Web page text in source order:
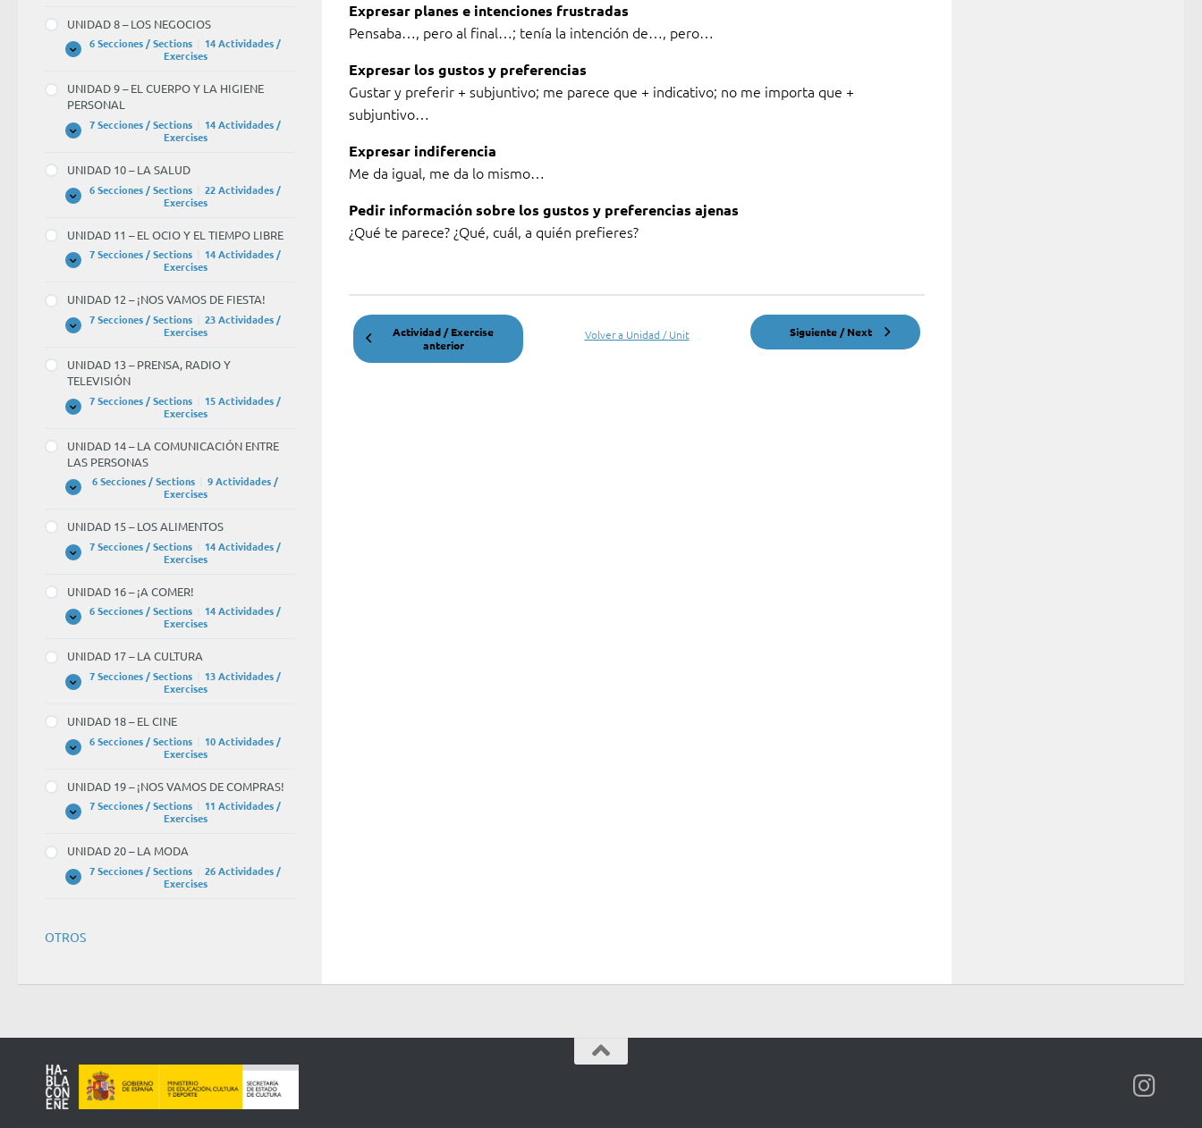
Expresar planes e intenciones frustradas
Pensaba…, pero al final…; tenía la intención de…, pero…
Expresar los gustos y preferencias
Gustar y preferir + subjuntivo; me parece que + indicativo; no me importa que +
subjuntivo…
Expresar indiferencia
Me da igual, me da lo mismo…
Pedir información sobre los gustos y preferencias ajenas
¿Qué te parece? ¿Qué, cuál, a quién prefieres?
Actividad / Exercise
anterior
Volver a Unidad / Unit Siguiente / Next
LOS
BANCOS
UNIDAD 8 – LOS NEGOCIOS
Expandir
UNIDAD
LOS
NEGOCIOS
6 Secciones / Sections
14 Actividades /
Exercises
UNIDAD 9 – EL CUERPO Y LA HIGIENE
PERSONAL
Expandir
UNIDAD
EL
CUERPO
Y
PERSONAL
7 Secciones / Sections
14 Actividades /
Exercises
UNIDAD 10 – LA SALUD
Expandir
UNIDAD
LA
SALUD
6 Secciones / Sections
22 Actividades /
Exercises
UNIDAD 11 – EL OCIO Y EL TIEMPO LIBRE
Expandir
UNIDAD
EL
OCIO
Y
LIBRE
7 Secciones / Sections
14 Actividades /
Exercises
UNIDAD 12 – ¡NOS VAMOS DE FIESTA!
Expandir
UNIDAD
¡NOS
VAMOS
FIESTA!
7 Secciones / Sections
23 Actividades /
Exercises
UNIDAD 13 – PRENSA, RADIO Y
TELEVISIÓN
Expandir
UNIDAD
PRENSA,
RADIO
TELEVISIÓN
7 Secciones / Sections
15 Actividades /
Exercises
UNIDAD 14 – LA COMUNICACIÓN ENTRE
LAS PERSONAS
Expandir
UNIDAD
LA
COMUNICACIÓN
ENTRE
6 Secciones / Sections
9 Actividades /
Exercises
UNIDAD 15 – LOS ALIMENTOS
Expandir
UNIDAD
LOS
ALIMENTOS
7 Secciones / Sections
14 Actividades /
Exercises
UNIDAD 16 – ¡A COMER!
Expandir
UNIDAD
¡A
COMER!
6 Secciones / Sections
14 Actividades /
Exercises
UNIDAD 17 – LA CULTURA
Expandir
UNIDAD
LA
CULTURA
7 Secciones / Sections
13 Actividades /
Exercises
UNIDAD 18 – EL CINE
Expandir
UNIDAD
EL
CINE
6 Secciones / Sections
10 Actividades /
Exercises
UNIDAD 19 – ¡NOS VAMOS DE COMPRAS!
Expandir
UNIDAD
¡NOS
VAMOS
DE
7 Secciones / Sections
11 Actividades /
Exercises
UNIDAD 20 – LA MODA
Expandir
UNIDAD
MODA
7 Secciones / Sections
26 Actividades /
Exercises
OTROS